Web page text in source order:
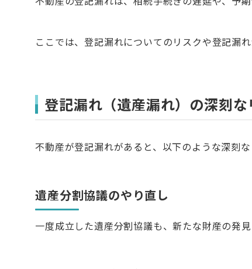
ここでは、登記漏れについてのリスクや登記漏
登記漏れ（遺産漏れ）の深刻な
不動産が登記漏れがあると、以下のような深刻な
遺産分割協議のやり直し
一度成立した遺産分割協議も、新たな財産の発